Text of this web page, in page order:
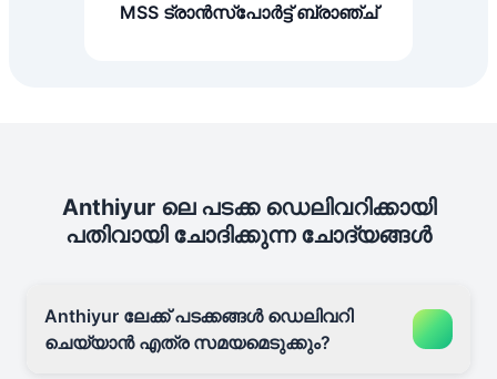
MSS ട്രാൻസ്പോർട്ട് ബ്രാഞ്ച്
Anthiyur ലെ പടക്ക ഡെലിവറിക്കായി
പതിവായി ചോദിക്കുന്ന ചോദ്യങ്ങൾ
Anthiyur ലേക്ക് പടക്കങ്ങൾ ഡെലിവറി
ചെയ്യാൻ എത്ര സമയമെടുക്കും?